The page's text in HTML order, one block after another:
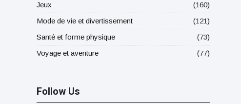
Jeux
(160)
Mode de vie et divertissement
(121)
Santé et forme physique
(73)
Voyage et aventure
(77)
Follow Us